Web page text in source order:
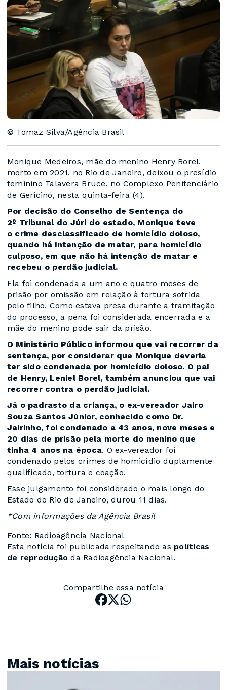
© Tomaz Silva/Agência Brasil
Monique Medeiros, mãe do menino Henry Borel,
morto em 2021, no Rio de Janeiro, deixou o presídio
feminino Talavera Bruce, no Complexo Penitenciário
de Gericinó, nesta quinta-feira (4).
Por decisão do Conselho de Sentença do
2º Tribunal do Júri do estado, Monique teve
o crime desclassificado de homicídio doloso,
quando há intenção de matar, para homicídio
culposo, em que não há intenção de matar e
recebeu o perdão judicial.
Ela foi condenada a um ano e quatro meses de
prisão por omissão em relação à tortura sofrida
pelo filho. Como estava presa durante a tramitação
do processo, a pena foi considerada encerrada e a
mãe do menino pode sair da prisão.
O Ministério Público informou que vai recorrer da
sentença, por considerar que Monique deveria
ter sido condenada por homicídio doloso. O pai
de Henry, Leniel Borel, também anunciou que vai
recorrer contra o perdão judicial.
Já o padrasto da criança, o ex-vereador Jairo
Souza Santos Júnior, conhecido como Dr.
Jairinho, foi condenado a 43 anos, nove meses e
20 dias de prisão pela morte do menino que
tinha 4 anos na época. O ex-vereador foi
condenado pelos crimes de homicídio duplamente
qualificado, tortura e coação.
Esse julgamento foi considerado o mais longo do
Estado do Rio de Janeiro, durou 11 dias.
*Com informações da Agência Brasil
Fonte: Radioagência Nacional
Esta notícia foi publicada respeitando as políticas
de reprodução da Radioagência Nacional.
Compartilhe essa notícia
Mais notícias